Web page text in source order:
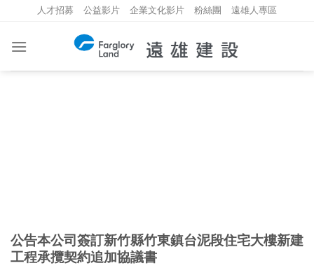
content
人才招募 公益影片 企業文化影片 粉絲團 遠雄人專區
公告本公司簽訂新竹縣竹東鎮台泥段住宅大樓新建
工程承攬契約追加協議書